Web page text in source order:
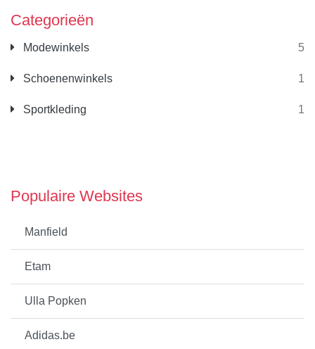
Categorieën
Modewinkels 5
Schoenenwinkels 1
Sportkleding 1
Populaire Websites
Manfield
Etam
Ulla Popken
Adidas.be